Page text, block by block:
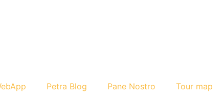
Petra Blog Pane Nostro Tour map